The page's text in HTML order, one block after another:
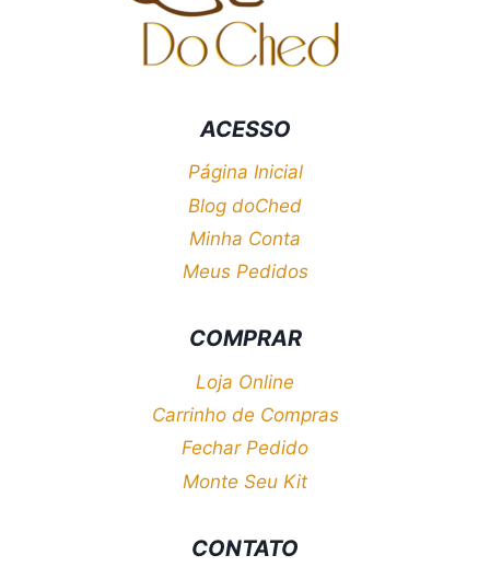
ACESSO
Página Inicial
Blog doChed
Minha Conta
Meus Pedidos
COMPRAR
Loja Online
Carrinho de Compras
Fechar Pedido
Monte Seu Kit
CONTATO